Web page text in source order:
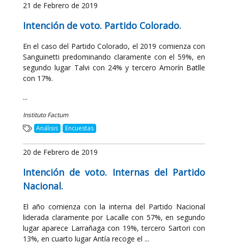
21 de Febrero de 2019
Intención de voto. Partido Colorado.
En el caso del Partido Colorado, el 2019 comienza con
Sanguinetti predominando claramente con el 59%, en
segundo lugar Talvi con 24% y tercero Amorín Batlle
con 17%.
...
Instituto Factum
Análisis
Encuestas
20 de Febrero de 2019
Intención de voto. Internas del Partido
Nacional.
El año comienza con la interna del Partido Nacional
liderada claramente por Lacalle con 57%, en segundo
lugar aparece Larrañaga con 19%, tercero Sartori con
13%, en cuarto lugar Antía recoge el ...